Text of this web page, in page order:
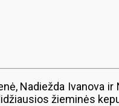
Nadiežda Ivanova
žieminės